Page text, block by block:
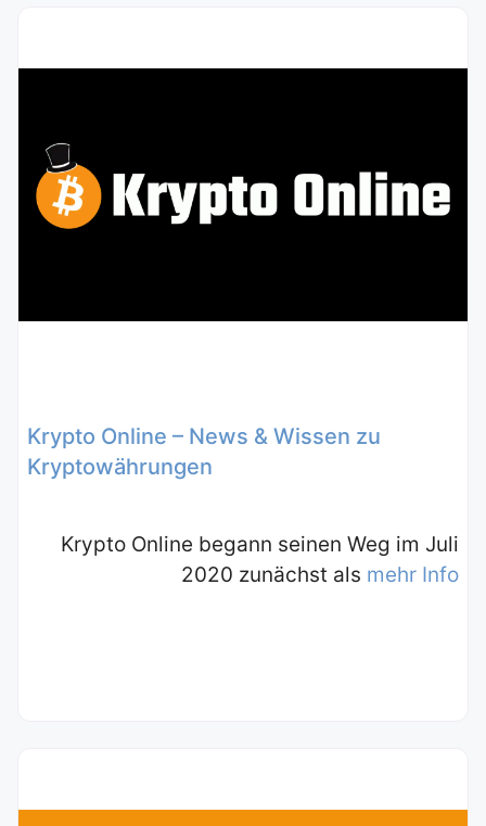
Krypto Online – News & Wissen zu
Kryptowährungen
Krypto Online begann seinen Weg im Juli
2020 zunächst als mehr Info